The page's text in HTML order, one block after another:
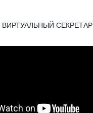
ВИРТУАЛЬНЫЙ